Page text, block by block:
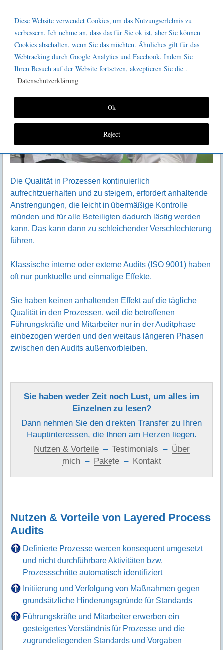
Diese Website verwendet Cookies, um das Nutzungserlebnis zu
verbessern. Ich nehme an, dass das für Sie ok ist, aber Sie können
Cookies abschalten, wenn Sie das möchten. Ähnliches gilt für das
Webtracking durch Google Analytics und Facebook. Indem Sie
Ihren Besuch auf der Website fortsetzen, akzeptieren Sie die .
Datenschutzerklärung
Reject
Ok
GeeMco :
Götz Müller
Consulting
Kaizen2go Layered Process
Audits
Prozesse bewerten & verbessern –
Mitarbeiter fördern & anerkennen
Die Qualität in Prozessen kontinuierlich
aufrechtzuerhalten und zu steigern, erfordert anhaltende
Anstrengungen, die leicht in übermäßige Kontrolle
münden und für alle Beteiligten dadurch lästig werden
kann. Das kann dann zu schleichender Verschlechterung
führen.
Klassische interne oder externe Audits (ISO 9001) haben
oft nur punktuelle und einmalige Effekte.
Sie haben keinen anhaltenden Effekt auf die tägliche
Qualität in den Prozessen, weil die betroffenen
Führungskräfte und Mitarbeiter nur in der Auditphase
einbezogen werden und den weitaus längeren Phasen
zwischen den Audits außenvorbleiben.
Sie haben weder Zeit noch Lust, um alles im
Einzelnen zu lesen?
Dann nehmen Sie den direkten Transfer zu Ihren
Hauptinteressen, die Ihnen am Herzen liegen.
Nutzen & Vorteile– Testimonials – Über
mich– Pakete– Kontakt
Nutzen & Vorteile von Layered Process
Audits
Definierte Prozesse werden konsequent umgesetzt
und nicht durchführbare Aktivitäten bzw.
Prozessschritte automatisch identifiziert
Initiierung und Verfolgung von Maßnahmen gegen
grundsätzliche Hinderungsgründe für Standards
Führungskräfte und Mitarbeiter erwerben ein
gesteigertes Verständnis für Prozesse und die
zugrundeliegenden Standards und Vorgaben